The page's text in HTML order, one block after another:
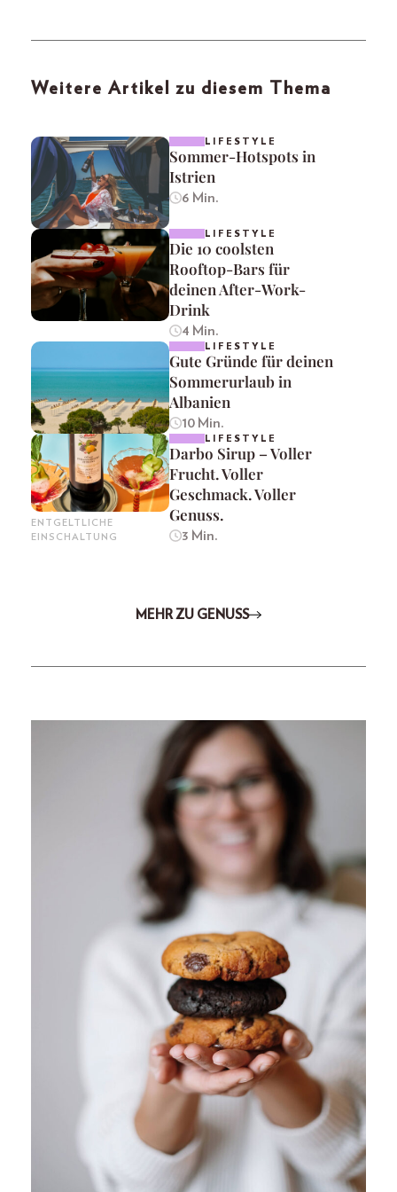
Weitere Artikel zu diesem Thema
LIFESTYLE
Sommer-Hotspots in
Istrien
6 Min.
LIFESTYLE
Die 10 coolsten
Rooftop-Bars für
deinen After-Work-
Drink
4 Min.
LIFESTYLE
Gute Gründe für deinen
Sommerurlaub in
Albanien
10 Min.
ENTGELTLICHE
EINSCHALTUNG
LIFESTYLE
Darbo Sirup – Voller
Frucht. Voller
Geschmack. Voller
Genuss.
3 Min.
MEHR ZU GENUSS